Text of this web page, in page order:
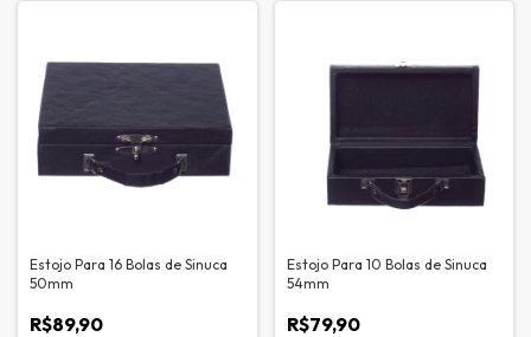
Estojo Para 16 Bolas de Sinuca
50mm
R$89,90
Estojo Para 10 Bolas de Sinuca
54mm
R$79,90